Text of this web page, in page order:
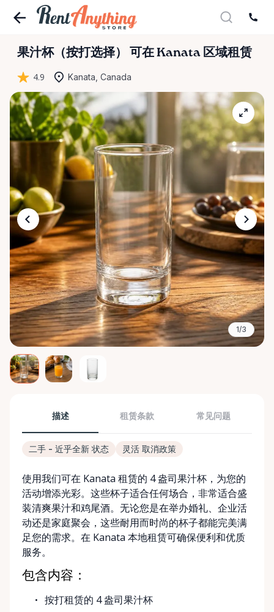
果汁杯（按打选择） 可在 Kanata 区域租赁
4.9 Kanata, Canada
1/3
描述 租赁条款 常见问题
二手 - 近乎全新 状态 灵活 取消政策
使用我们可在 Kanata 租赁的 4 盎司果汁杯，为您的
活动增添光彩。这些杯子适合任何场合，非常适合盛
装清爽果汁和鸡尾酒。无论您是在举办婚礼、企业活
动还是家庭聚会，这些耐用而时尚的杯子都能完美满
足您的需求。在 Kanata 本地租赁可确保便利和优质
服务。
包含内容：
按打租赁的 4 盎司果汁杯